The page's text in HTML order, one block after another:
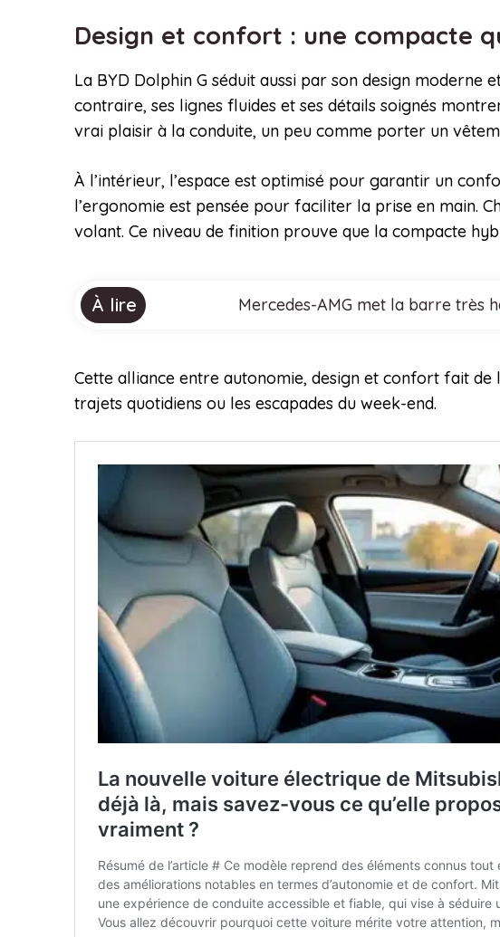
Design et confort : une compacte
La BYD Dolphin G séduit aussi par son design
contraire, ses lignes fluides et ses détails soignés
vrai plaisir à la conduite, un peu comme porter un
À l’intérieur, l’espace est optimisé pour garantir un
l’ergonomie est pensée pour faciliter la prise en main.
volant. Ce niveau de finition prouve que la compacte
À lire Mercedes-AMG met la barre très
Cette alliance entre autonomie, design et confort fait
trajets quotidiens ou les escapades du week-end.